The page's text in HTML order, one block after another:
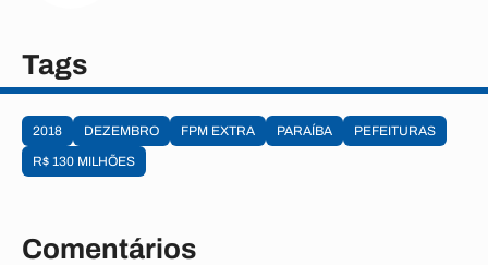
Tags
2018 DEZEMBRO FPM EXTRA PARAÍBA
PEFEITURAS
R$ 130 MILHÕES
Comentários